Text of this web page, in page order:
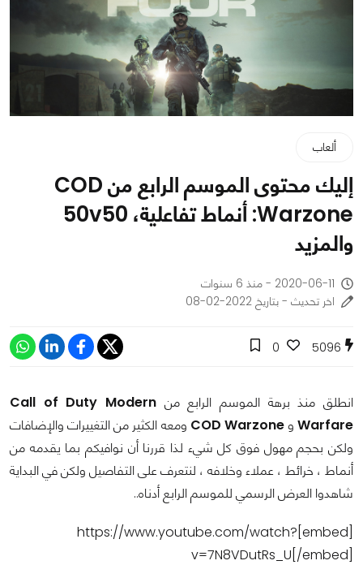
ألعاب
إليك محتوى الموسم الرابع من COD
Warzone: أنماط تفاعلية، 50v50
والمزيد
2020-06-11 - منذ 6 سنوات
اخر تحديث - بتاريخ 2022-02-08
5096
0
انطلق منذ برهة الموسم الرابع من Call of Duty Modern
Warfare وCOD Warzone ومعه الكثير من التغييرات والإضافات
ولكن بحجم مهول فوق كل شيء لذا قررنا أن نوافيكم بما يقدمه من
أنماط ، خرائط ، عملاء وخلافه ، لنتعرف على التفاصيل ولكن في البداية
شاهدوا العرض الرسمي للموسم الرابع أدناه..
[embed]https://www.youtube.com/watch?
v=7N8VDutRs_U[/embed]